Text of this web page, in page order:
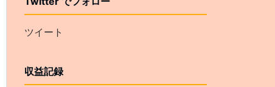
ツイート
収益記録